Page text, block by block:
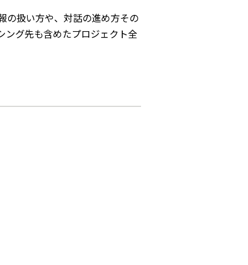
の扱い方や、対話の進め方その
ング先も含めたプロジェクト全